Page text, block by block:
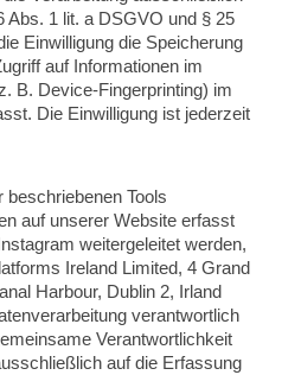
Abs. 1 lit. a DSGVO und § 25
Einwilligung die Speicherung
auf Informationen im
B. Device-Fingerprinting) im
Die Einwilligung ist jederzeit
beschriebenen Tools
auf unserer Website erfasst
weitergeleitet werden,
Ireland Limited, 4 Grand
Harbour, Dublin 2, Irland
verantwortlich
Verantwortlichkeit
auf die Erfassung